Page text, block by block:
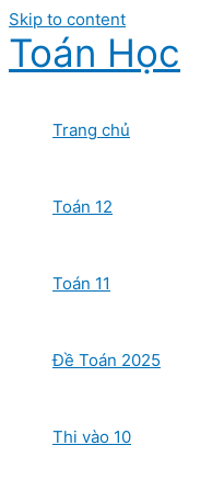
Skip to content
Toán Học
Trang chủ
Toán 12
Toán 11
Đề Toán 2025
Thi vào 10